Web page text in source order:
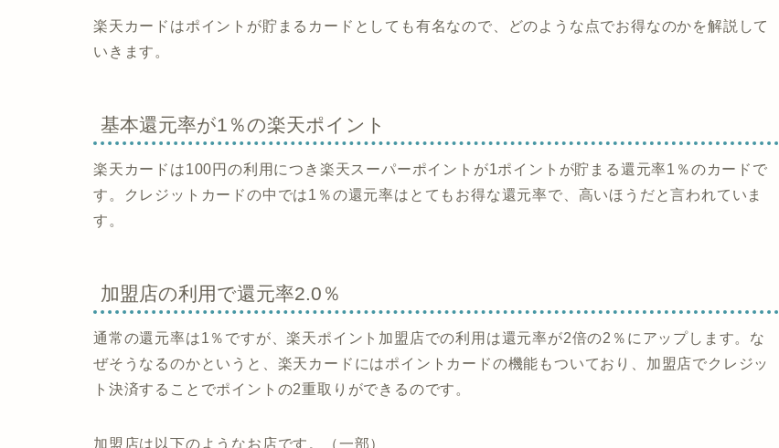
楽天カードはポイントが貯まるカードとしても有名なので、どのような点でお得なのかを解説して
いきます。
基本還元率が1％の楽天ポイント
楽天カードは100円の利用につき楽天スーパーポイントが1ポイントが貯まる還元率1％のカードで
す。クレジットカードの中では1％の還元率はとてもお得な還元率で、高いほうだと言われていま
す。
加盟店の利用で還元率2.0％
通常の還元率は1％ですが、楽天ポイント加盟店での利用は還元率が2倍の2％にアップします。な
ぜそうなるのかというと、楽天カードにはポイントカードの機能もついており、加盟店でクレジッ
ト決済することでポイントの2重取りができるのです。
加盟店は以下のようなお店です。（一部）